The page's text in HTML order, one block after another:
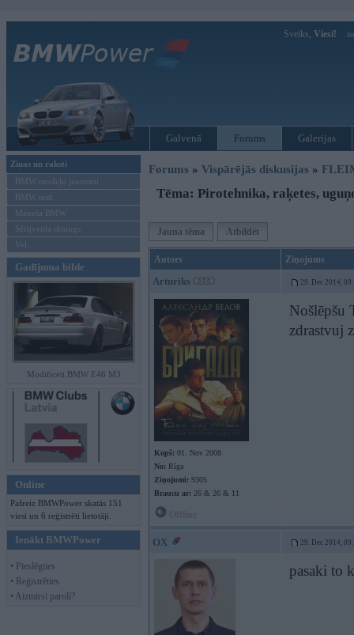
Sveiks, Viesi!
Galvenā Forums Galerijas
Ziņas un raksti
BMW modeļu jaunumi
BMW testi
Mēneša BMW
Sērijveida tūnings
Vel...
Gadījuma bilde
Modificēti BMW E46 M3
Online
Pašreiz BMWPower skatās 151
viesi un 6 reģistrēti lietotāji.
Ienākt BMWPower
• Pieslēgties
• Reģistrēties
• Aizmirsi paroli?
Forums » Vispārējās diskusijas »
Tēma: Pirotehnika, raķetes,
Jauna tēma Atbildēt
Autors Ziņojums
Arturiks 29. Dec 2014,
Kopš: 01. Nov 2008
No: Rīga
Ziņojumi: 9305
Braucu ar: 26 & 26 & 11
Nošlēpšu
zdrastvuj
OX 29. Dec 2014,
pasaki to